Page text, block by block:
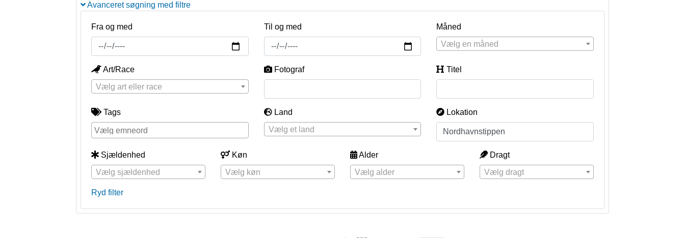
Avanceret søgning med filtre
Fra og med Til og med
Måned
Vælg en måned
Art/Race
Vælg art eller race
Fotograf Titel
Tags
Land
Vælg et land
Lokation
Sjældenhed
Vælg sjældenhed
Køn
Vælg køn
Alder
Vælg alder
Dragt
Vælg dragt
Ryd filter